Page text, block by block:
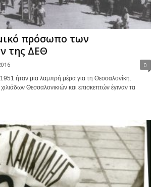
πρόσωπο των
της ΔΕΘ
0
ήταν μια λαμπρή μέρα για τη Θεσσαλονίκη.
Θεσσαλονικιών και επισκεπτών έγιναν τα